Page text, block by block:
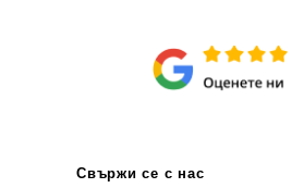
Свържи се с нас